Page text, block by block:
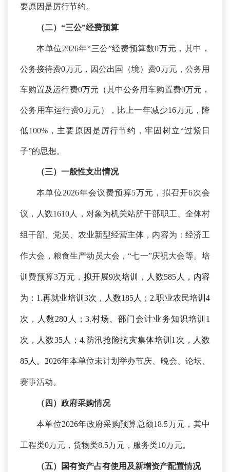
要原因 是厉行节约。
（二） “三公”经费预算
本单位2026年“三公”经费预算数0万元，其中，
公务接待费0万元，因公出国（境）费0万元，公务用
车购置及运行费0万元（其中公务用车购置费0万元，
公务用车运行费0万元），比上一年减少16万元，降
低100%，主要原因是厉行节约，牢固树立“过紧日
子”的思想。
（三）一般性支出情况
本单位2026年会议费预算5万元，拟召开6次会
议，人数1610人，对象为机关站所干部职工、全体村
组干部、党员、农业新型经营主体，内容为：经济工
作大会，粮食生产动员大会，“七一”庆祝大会等。 培
训费预算3万元， 拟开展9次培训，人数585 人，内容
为： 1.再就业培训 3次 ，人数185人 ； 2.职业农民培训4
次，人数280人；3.村场、部门会计业务知识培训 1
次 ，人数35人 ；4. 防汛抢险抗灾集体培训 1次， 人数
85人 。 2026年本单位未计划举办节庆、晚会、论坛、
赛事活动。
（四）政府采购情况
本单位2026年政府采购预算总额18.5万元，其中
工程类0万元，货物类8.5万元，服务类10万元。
（五）国有资产占有使用及新增资产配置情况